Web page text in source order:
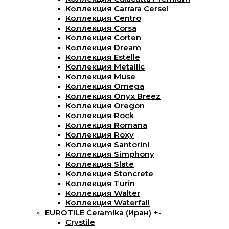
Коллекция Carrara Cersei
Коллекция Centro
Коллекция Corsa
Коллекция Corten
Коллекция Dream
Коллекция Estelle
Коллекция Metallic
Коллекция Muse
Коллекция Omega
Коллекция Onyx Breez
Коллекция Oregon
Коллекция Rock
Коллекция Romana
Коллекция Roxy
Коллекция Santorini
Коллекция Simphony
Коллекция Slate
Коллекция Stoncrete
Коллекция Turin
Коллекция Walter
Коллекция Waterfall
EUROTILE Ceramika (Иран) +-
Crystile